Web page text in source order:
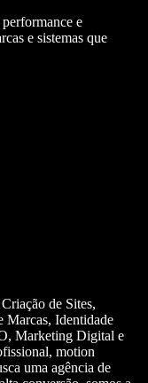
e
e sistemas que
de Sites,
Marcas, Identidade
Marketing Digital e
motion
uma agência de